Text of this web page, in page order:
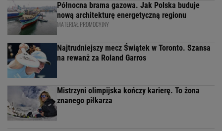
Północna brama gazowa. Jak Polska buduje
nową architekturę energetyczną regionu
MATERIAŁ PROMOCYJNY
Najtrudniejszy mecz Świątek w Toronto. Szansa
na rewanż za Roland Garros
Mistrzyni olimpijska kończy karierę. To żona
znanego piłkarza